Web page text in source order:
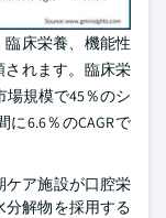
床栄養、機能性
れます。臨床栄
場規模で45％のシ
6.6％のCAGRで
ケア施設が口腔栄
解物を採用する